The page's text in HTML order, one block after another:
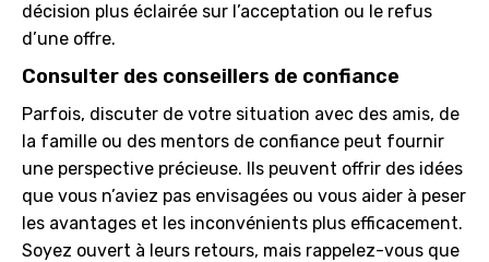
décision plus éclairée sur l’acceptation ou le refus
d’une offre.
Consulter des conseillers de confiance
Parfois, discuter de votre situation avec des amis, de
la famille ou des mentors de confiance peut fournir
une perspective précieuse. Ils peuvent offrir des idées
que vous n’aviez pas envisagées ou vous aider à peser
les avantages et les inconvénients plus efficacement.
Soyez ouvert à leurs retours, mais rappelez-vous que